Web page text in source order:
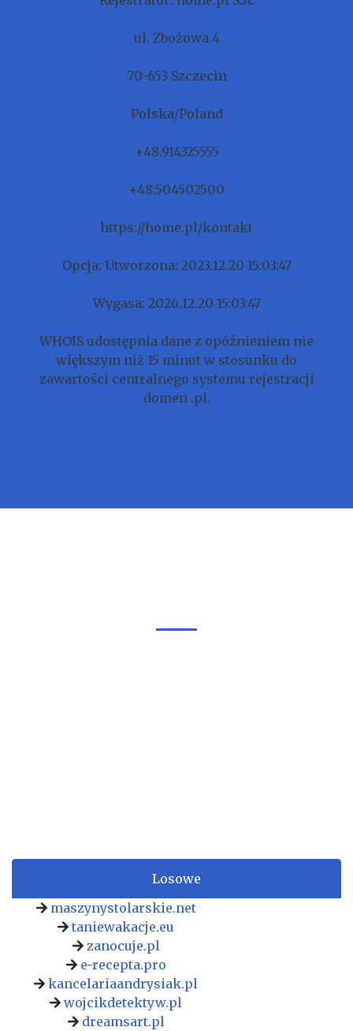
ul. Zbożowa 4
70-653 Szczecin
Polska/Poland
+48.914325555
+48.504502500
https://home.pl/kontakt
Opcja: Utworzona: 2023.12.20 15:03:47
Wygasa: 2026.12.20 15:03:47
WHOIS udostępnia dane z opóźnieniem nie
większym niż 15 minut w stosunku do
zawartości centralnego systemu rejestracji
domen .pl.
Losowe
maszynystolarskie.net
taniewakacje.eu
zanocuje.pl
e-recepta.pro
kancelariaandrysiak.pl
wojcikdetektyw.pl
dreamsart.pl